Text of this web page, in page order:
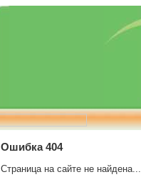
Ошибка 404
Страница на сайте не найдена...